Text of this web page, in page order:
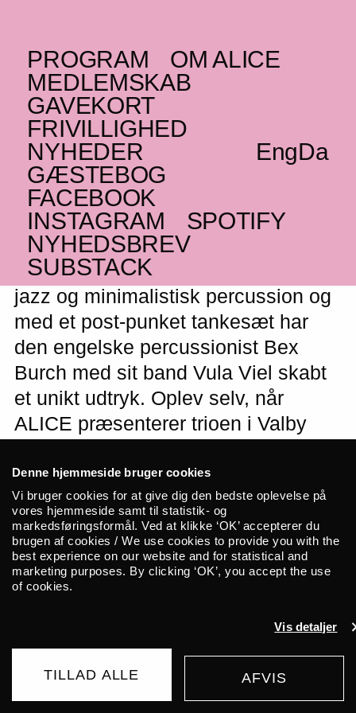
Denne hjemmeside bruger cookies
Vi bruger cookies for at give dig den bedste oplevelse på
vores hjemmeside samt til statistik- og
markedsføringsformål. Ved at klikke ‘OK’ accepterer du
brugen af cookies / We use cookies to provide you with the
best experience on our website and for statistical and
marketing purposes. By clicking ‘OK’, you accept the use
of cookies.
Vis detaljer
TILLAD ALLE AFVIS
PROGRAM
OM ALICE
MEDLEMSKAB
GAVEKORT
FRIVILLIGHED
NYHEDER
Da
Eng
GÆSTEBOG
FACEBOOK
INSTAGRAM
SPOTIFY
NYHEDSBREV
SUBSTACK
FREDAG _22.10.21
Vula Viel(UK)at Valby
Kulturhus
Post punk, minimalism og percussive
experimental
Med inspiration fra ghanesisk musik,
jazz og minimalistisk percussion og
med et post-punket tankesæt har
den engelske percussionist Bex
Burch med sit band Vula Viel skabt
et unikt udtryk. Oplev selv, når
ALICE præsenterer trioen i Valby
OBS: Koncerten finder sted i Valby
Kulturhus.
Tag musikere med tråde til både Englands
progressive jazz-scene og post-punkens
kærlighed til minimalistiske trommeforløb
og ghanesisk musik. Trioen Vula Viel, der
blev grundlagt i 2015 af percussionist Bex